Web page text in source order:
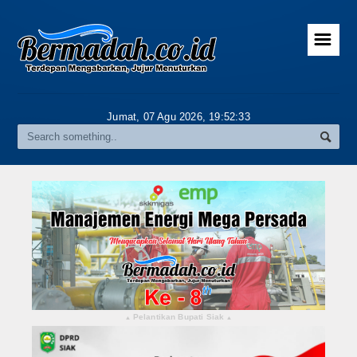
Home
Gallery
Riau
Daerah
Pekanbaru
Pelalawan
Kampar
Rokan Hulu
☰
Jumat, 07 Agu 2026, 19:52:33
▴ Pelantikan Bupati Siak ▴